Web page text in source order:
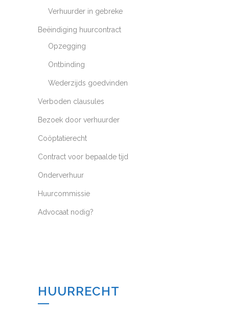
Verhuurder in gebreke
Beëindiging huurcontract
Opzegging
Ontbinding
Wederzijds goedvinden
Verboden clausules
Bezoek door verhuurder
Coöptatierecht
Contract voor bepaalde tijd
Onderverhuur
Huurcommissie
Advocaat nodig?
HUURRECHT